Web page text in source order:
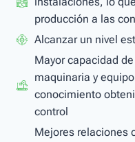
producción a las
Alcanzar un nivel
Mayor capacidad
maquinaria y
conocimiento
control
Mejores relaciones